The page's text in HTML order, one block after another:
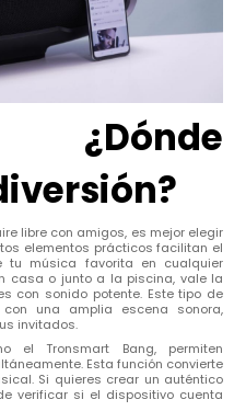
¿Dónde
libre con amigos, es mejor elegir
elementos prácticos facilitan el
tu música favorita en cualquier
casa o junto a la piscina, vale la
con sonido potente. Este tipo de
una amplia escena sonora,
invitados.
el Tronsmart Bang, permiten
Esta función convierte
Si quieres crear un auténtico
verificar si el dispositivo cuenta